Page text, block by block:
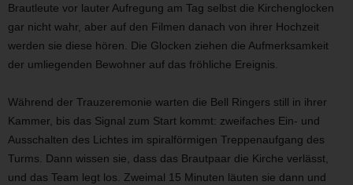
Brautleute vor lauter Aufregung am Tag selbst die Kirchenglocken
gar nicht wahr, aber auf den Filmen danach von ihrer Hochzeit
werden sie diese hören. Die Glocken ziehen die Aufmerksamkeit
der umliegenden Bewohner auf das fröhliche Ereignis.
Während der Trauzeremonie warten die Bell Ringers still in ihrer
Kammer, bis das Signal zum Start kommt: zweifaches Ein- und
Ausschalten des Lichtes im spiralförmigen Treppenaufgang des
Turms. Dann wissen sie, dass das Brautpaar die Kirche verlässt,
und das Team legt los. Zweimal 15 Minuten läuten sie dann und